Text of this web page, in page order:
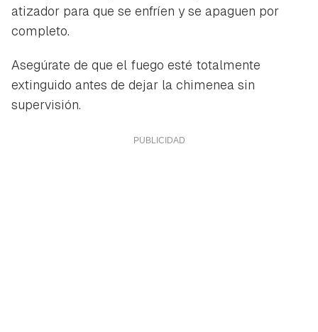
atizador para que se enfríen y se apaguen por
completo.
Asegúrate de que el fuego esté totalmente
extinguido antes de dejar la chimenea sin
supervisión.